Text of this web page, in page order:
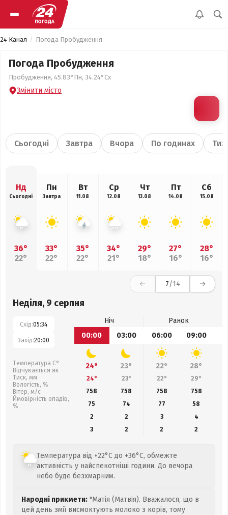
24 Канал Погода Пробудження
Погода Пробудження
Пробудження, 45.83°Пн, 34.24°Сх
Змінити місто
Сьогодні Завтра Вчора По годинах
Нд
Сьогодні
36°
22°
Пн
Завтра
33°
22°
Вт
11.08
35°
22°
Ср
12.08
34°
21°
Чт
13.08
29°
18°
Пт
14.08
27°
16°
Сб
15.08
28°
16°
7/14
Неділя, 9 серпня
Схід:05:34
Захід:20:00
Температура С°
Відчувається як
Тиск, мм
Вологість, %
Вітер, м/с
Ймовірність опадів,
%
Ніч
Ранок
00:00
03:00 06:00 09:00
24° 23° 22° 28°
24° 23° 22° 29°
758
758 758 758
75
74 77 58
2
2 3
4
3
2 2 2
Температура від +22°C до +36°C, обмежте
активність у найспекотніші години. До вечора
небо буде безхмарним.
Народні прикмети: "Матія (Матвія). Вважалося, що в
цей день змії висмоктують молоко з корів, тому